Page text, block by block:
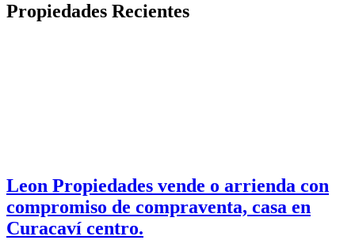
Propiedades Recientes
Leon Propiedades vende o arrienda con
compromiso de compraventa, casa en
Curacaví centro.